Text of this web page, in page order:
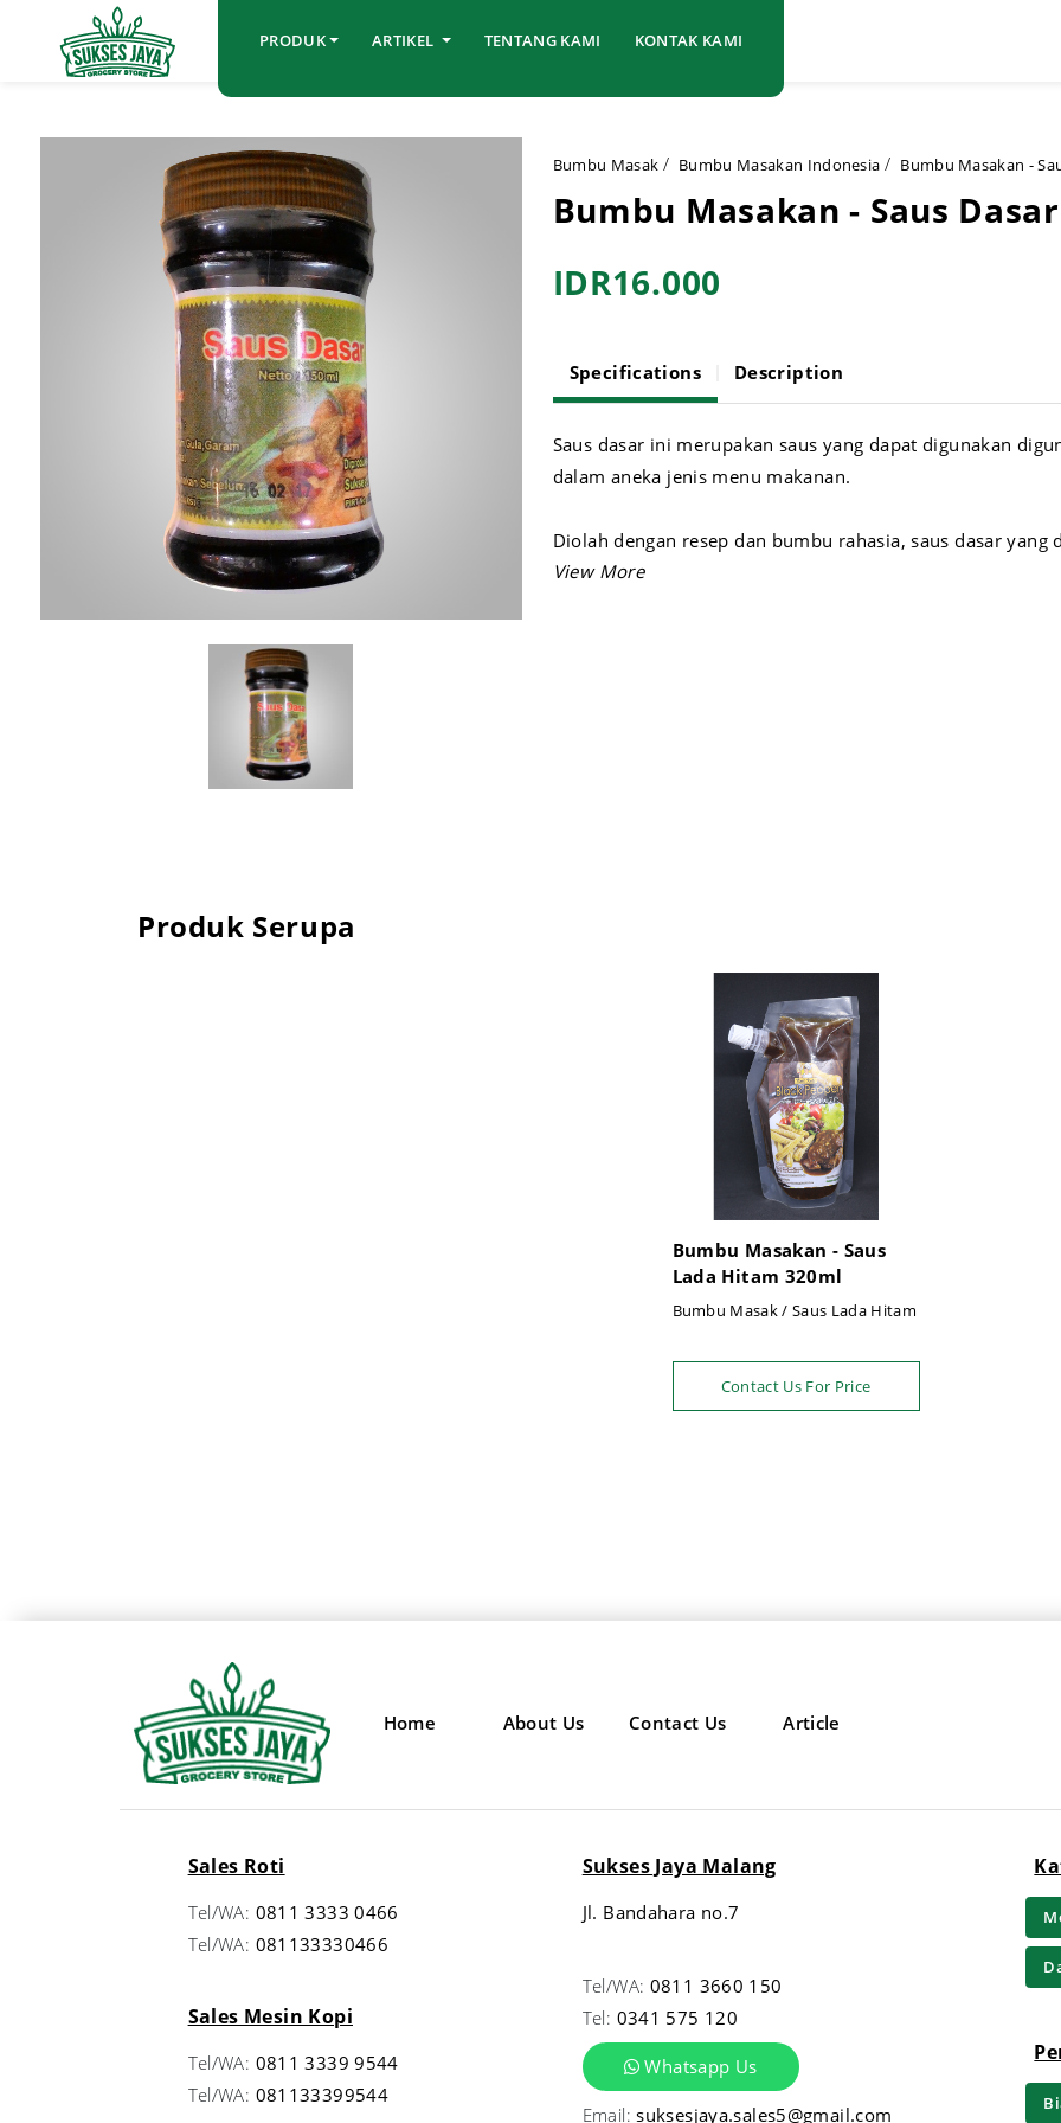
PRODUK ARTIKEL TENTANG KAMI KONTAK KAMI
Bumbu Masak Bumbu Masakan Indonesia Bumbu Masakan -
Bumbu Masakan - Saus Dasar
IDR16.000
Specifications Description
Saus dasar ini merupakan saus yang dapat digunakan
dalam aneka jenis menu makanan.
Diolah dengan resep dan bumbu rahasia, saus dasar yang
Sukses Jaya ini memiliki kualitas dan citarasa terbaik.
Produk Serupa
Bumbu Masakan - Saus
Lada Hitam 320ml
Bumbu Masak / Saus Lada Hitam
Contact Us For Price
Home About Us Contact Us Article
Sales Roti
Tel/WA: 0811 3333 0466
Tel/WA: 081133330466
Sales Mesin Kopi
Tel/WA: 0811 3339 9544
Tel/WA: 081133399544
Sukses Jaya Malang
Jl. Bandahara no.7
Tel/WA: 0811 3660 150
Tel: 0341 575 120
Whatsapp Us
Email: suksesjaya.sales5@gmail.com